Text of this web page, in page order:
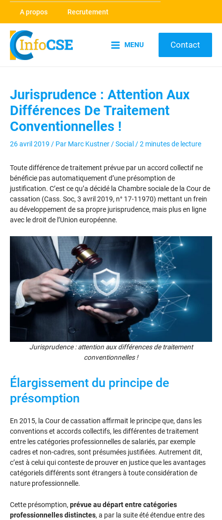
Aller
contenu
A propos Recrutement
MENU Contact
Jurisprudence : Attention Aux
Différences De Traitement
Conventionnelles !
26 avril 2019 / Par Marc Kustner/Social /2 minutes de lecture
Toute différence de traitement prévue par un accord collectif ne
bénéficie pas automatiquement d’une présomption de
justification. C’est ce qu’a décidé la Chambre sociale de la Cour de
cassation (Cass. Soc, 3 avril 2019, n° 17-11970) mettant un frein
au développement de sa propre jurisprudence, mais plus en ligne
avec le droit de l’Union européenne.
Jurisprudence : attention aux différences de traitement
conventionnelles !
Élargissement du principe de
présomption
En 2015, la Cour de cassation affirmait le principe que, dans les
conventions et accords collectifs, les différentes de traitement
entre les catégories professionnelles de salariés, par exemple
cadres et non-cadres, sont présumées justifiées. Autrement dit,
c’est à celui qui conteste de prouver en justice que les avantages
catégoriels différents sont étrangers à toute considération de
nature professionnelle.
Cette présomption, prévue au départ entre catégories
professionnelles distinctes, a par la suite été étendue entre des